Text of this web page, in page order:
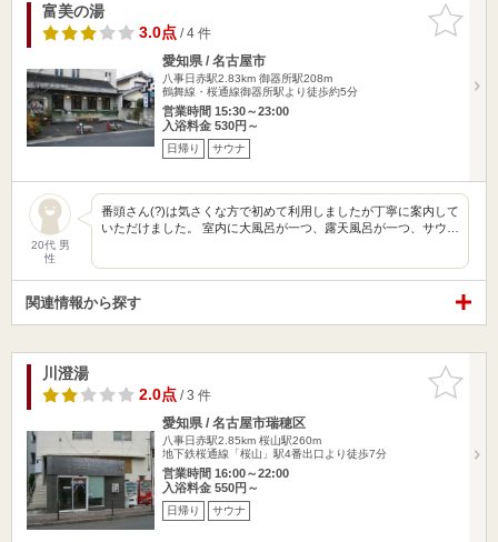
お気に入
りに追加
富美の湯
3.0点/ 4 件
愛知県 / 名古屋市
八事日赤駅2.83km 御器所駅208m
鶴舞線・桜通線御器所駅より徒歩約5分
営業時間 15:30～23:00
入浴料金 530円～
日帰り サウナ
20代 男
性
番頭さん(?)は気さくな方で初めて利用しましたが丁寧に案内して
いただけました。 室内に大風呂が一つ、露天風呂が一つ、サウ…
関連情報から探す
お気に入
りに追加
川澄湯
2.0点/ 3 件
愛知県 / 名古屋市瑞穂区
八事日赤駅2.85km 桜山駅260m
地下鉄桜通線「桜山」駅4番出口より徒歩7分
営業時間 16:00～22:00
入浴料金 550円～
日帰り サウナ